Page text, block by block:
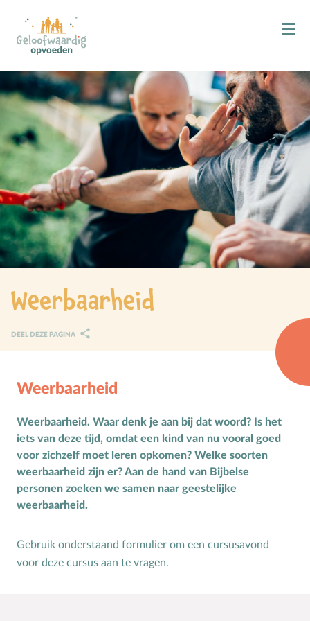
Kind & Geloof
Bidden
Zingen
Kind in de kerk
Doop
Gezinsmomenten
Hemelvaart & Pinksteren
Kind & Ontwikkeling
Ontwikkelingsfasen
Karaktervorming
Verschillend begaafd
Seksuele vorming
Mediaopvoeding
Kind & Ouder
Samen in gesprek
Speciaal voor vaders
Weerbaarheid
DEEL DEZE PAGINA
Weerbaarheid
Weerbaarheid. Waar denk je aan bij dat woord? Is het
iets van deze tijd, omdat een kind van nu vooral goed
voor zichzelf moet leren opkomen? Welke soorten
weerbaarheid zijn er? Aan de hand van Bijbelse
personen zoeken we samen naar geestelijke
weerbaarheid.
Gebruik onderstaand formulier om een cursusavond
voor deze cursus aan te vragen.